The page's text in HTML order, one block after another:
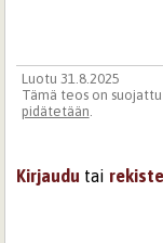
Luotu 31.8.2025
Tämä teos on
pidätetään.
Kirjaudu tai